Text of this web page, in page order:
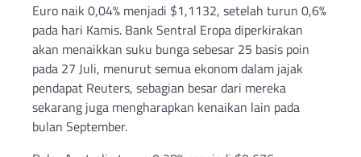
Euro naik 0,04% menjadi $1,1132, setelah turun 0,6%
pada hari Kamis. Bank Sentral Eropa diperkirakan
akan menaikkan suku bunga sebesar 25 basis poin
pada 27 Juli, menurut semua ekonom dalam jajak
pendapat Reuters, sebagian besar dari mereka
sekarang juga mengharapkan kenaikan lain pada
bulan September.